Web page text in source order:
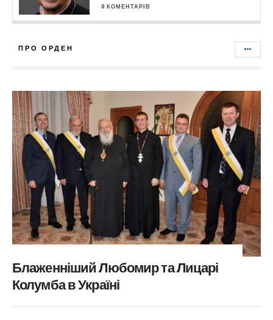
0 КОМЕНТАРІВ
ПРО ОРДЕН
Блаженніший Любомир та Лицарі
Колумба в Україні